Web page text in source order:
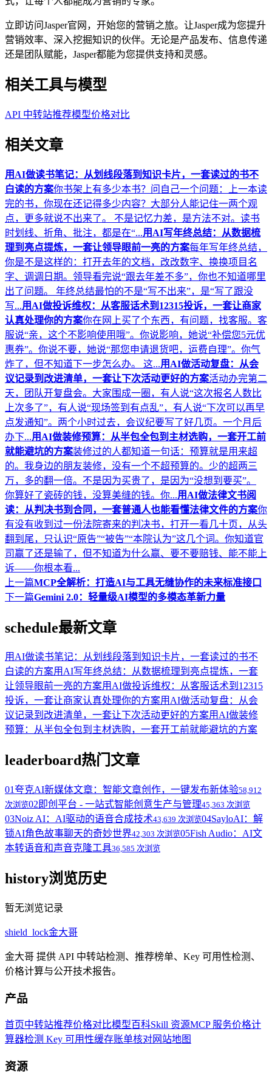
立即访问Jasper官网，开始您的营销之旅。让Jasper成为您提升
营销效率、深入挖掘知识的伙伴。无论是产品发布、信息传递
还是团队赋能，Jasper都能为您提供支持和灵感。
相关工具与模型
API 中转站推荐模型价格对比
相关文章
用AI做读书笔记：从划线段落到知识卡片，一套读过的书不
白读的方案你书架上有多少本书？问自己一个问题：上一本读
完的书，你现在还记得多少内容？大部分人能记住一两个观
点，更多就说不出来了。 不是记忆力差，是方法不对。读书
时划线、折角、批注，都是在“...用AI写年终总结：从数据梳
理到亮点提炼，一套让领导眼前一亮的方案每年写年终总结，
你是不是这样的：打开去年的文档，改改数字、换换项目名
字、调调日期。领导看完说“跟去年差不多”，你也不知道哪里
出了问题。 年终总结最怕的不是“写不出来”，是“写了跟没
写...用AI做投诉维权：从客服话术到12315投诉，一套让商家
认真处理你的方案你在网上买了个东西，有问题，找客服。客
服说“亲，这个不影响使用哦”。你说影响，她说“补偿您5元优
惠券”。你说不要，她说“那您申请退货吧，运费自理”。你气
炸了，但不知道下一步怎么办。 这...用AI做活动复盘：从会
议记录到改进清单，一套让下次活动更好的方案活动办完第二
天，团队开复盘会。大家围成一圈，有人说“这次报名人数比
上次多了”，有人说“现场签到有点乱”，有人说“下次可以再早
点发通知”。两个小时过去，会议纪要写了好几页。一个月后
办下...用AI做装修预算：从半包全包到主材选购，一套开工前
就能避坑的方案装修过的人都知道一句话：预算就是用来超
的。我身边的朋友装修，没有一个不超预算的。少的超两三
万，多的翻一倍。不是因为买贵了，是因为“没想到要买”。
你算好了瓷砖的钱，没算美缝的钱。你...用AI做法律文书阅
读：从判决书到合同，一套普通人也能看懂法律文件的方案你
有没有收到过一份法院寄来的判决书，打开一看几十页，从头
翻到尾，只认识“原告”“被告”“本院认为”这几个词。你知道官
司赢了还是输了，但不知道为什么赢、要不要赔钱、能不能上
诉——你根本看...
上一篇MCP全解析：打造AI与工具无缝协作的未来标准接口
下一篇Gemini 2.0：轻量级AI模型的多模态革新力量
schedule最新文章
用AI做读书笔记：从划线段落到知识卡片，一套读过的书不
白读的方案用AI写年终总结：从数据梳理到亮点提炼，一套
让领导眼前一亮的方案用AI做投诉维权：从客服话术到12315
投诉，一套让商家认真处理你的方案用AI做活动复盘：从会
议记录到改进清单，一套让下次活动更好的方案用AI做装修
预算：从半包全包到主材选购，一套开工前就能避坑的方案
leaderboard热门文章
01夸克AI新媒体文章：智能文章创作，一键发布新体验58,912
次浏览02 即创平台 - 一站式智能创意生产与管理45,363 次浏览
03Noiz AI：AI驱动的语音合成技术43,639 次浏览04SayloAI：解
锁AI角色故事聊天的奇妙世界42,303 次浏览05Fish Audio：AI文
本转语音和声音克隆工具36,585 次浏览
history浏览历史
暂无浏览记录
shield_lock金大哥
金大哥 提供 API 中转站检测、推荐榜单、Key 可用性检测、
价格计算与公开技术报告。
产品
首页中转站推荐价格对比模型百科Skill 资源MCP 服务价格计
算器检测 Key 可用性缓存账单核对网站地图
资源